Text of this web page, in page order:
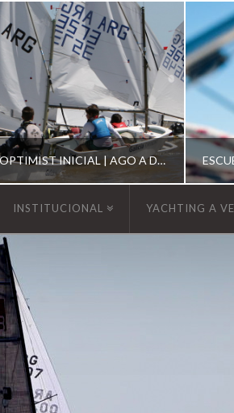
ESCUELA DE OPTIMIST INICIAL | AGO A DIC 2026
ESCUELA OPTIMIST
INSTITUCIONAL YACHTING A